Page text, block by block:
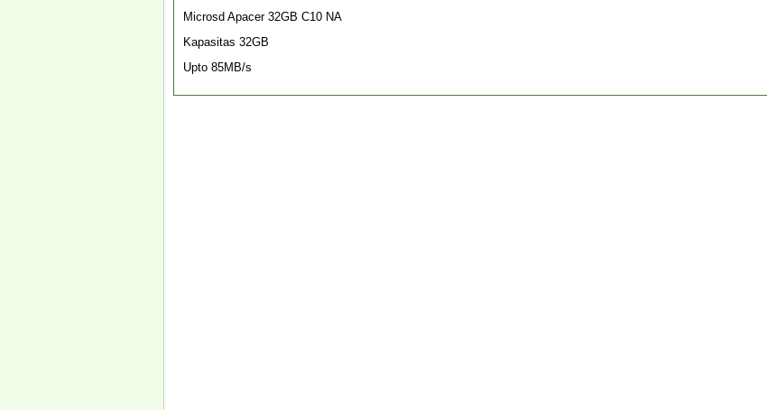
Microsd Apacer 32GB C10 NA
Kapasitas 32GB
Upto 85MB/s